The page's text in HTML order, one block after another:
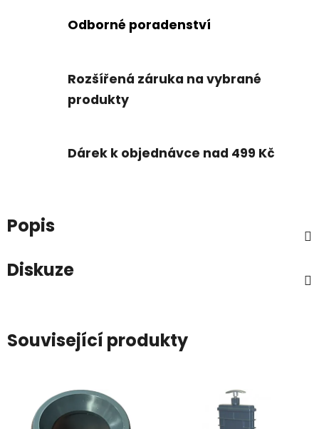
Odborné poradenství
Rozšířená záruka na vybrané
produkty
Dárek k objednávce nad 499 Kč
Popis
Diskuze
Související produkty